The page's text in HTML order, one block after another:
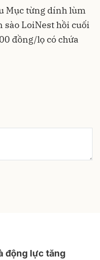
Mục từng dính lùm
LoiNest hồi cuối
đồng/lọ có chứa
động lực tăng